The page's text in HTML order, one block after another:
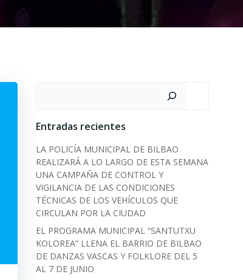
Entradas recientes
LA POLICÍA MUNICIPAL DE BILBAO
REALIZARÁ A LO LARGO DE ESTA SEMANA
UNA CAMPAÑA DE CONTROL Y
VIGILANCIA DE LAS CONDICIONES
TÉCNICAS DE LOS VEHÍCULOS QUE
CIRCULAN POR LA CIUDAD
EL PROGRAMA MUNICIPAL “SANTUTXU
KOLOREA” LLENA EL BARRIO DE BILBAO
DE DANZAS VASCAS Y FOLKLORE DEL 5
AL 7 DE JUNIO